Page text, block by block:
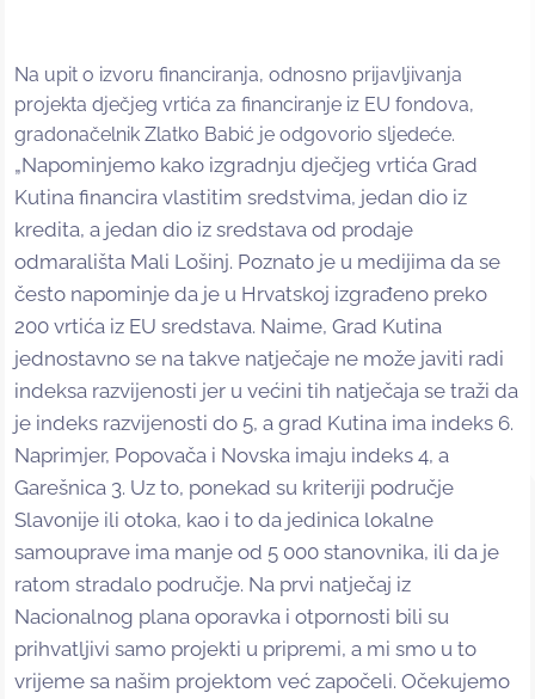
Na upit o izvoru financiranja, odnosno prijavljivanja
projekta dječjeg vrtića za financiranje iz EU fondova,
gradonačelnik Zlatko Babić je odgovorio sljedeće.
„Napominjemo kako izgradnju dječjeg vrtića Grad
Kutina financira vlastitim sredstvima, jedan dio iz
kredita, a jedan dio iz sredstava od prodaje
odmarališta Mali Lošinj. Poznato je u medijima da se
često napominje da je u Hrvatskoj izgrađeno preko
200 vrtića iz EU sredstava. Naime, Grad Kutina
jednostavno se na takve natječaje ne može javiti radi
indeksa razvijenosti jer u većini tih natječaja se traži da
je indeks razvijenosti do 5, a grad Kutina ima indeks 6.
Naprimjer, Popovača i Novska imaju indeks 4, a
Garešnica 3. Uz to, ponekad su kriteriji područje
Slavonije ili otoka, kao i to da jedinica lokalne
samouprave ima manje od 5 000 stanovnika, ili da je
ratom stradalo područje. Na prvi natječaj iz
Nacionalnog plana oporavka i otpornosti bili su
prihvatljivi samo projekti u pripremi, a mi smo u to
vrijeme sa našim projektom već započeli. Očekujemo